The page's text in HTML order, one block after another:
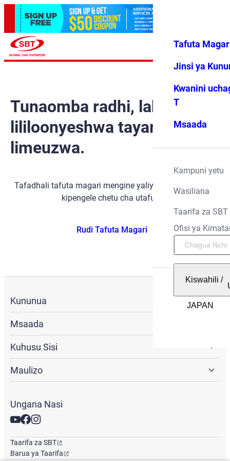
Vipendwa
Menyu
Tafuta
Jinsi ya
Kwanini
T
Msaada
Kampuni yetu
Wasiliana
Taarifa za SBT
Ofisi ya
Kiswahili /
Tunaomba radhi, lakini gari
lililoonyeshwa tayari
limeuzwa.
Tafadhali tafuta magari mengine yaliyopo kwa kutumia
kipengele chetu cha utafutaji.
Rudi Tafuta Magari
Kununua
Msaada
Kuhusu Sisi
Maulizo
Ungana Nasi
Taarifa za SBT
Barua ya Taarifa